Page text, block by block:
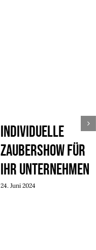
individuelle
Zaubershow für
Ihr Unternehmen
24. Juni 2024